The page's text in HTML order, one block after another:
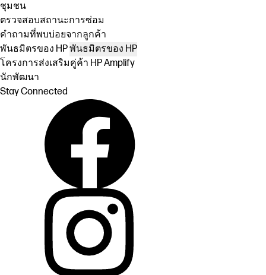
ชุมชน
ตรวจสอบสถานะการซ่อม
คำถามที่พบบ่อยจากลูกค้า
พันธมิตรของ HPพันธมิตรของ HP
โครงการส่งเสริมคู่ค้า HP Amplify
นักพัฒนา
Stay Connected